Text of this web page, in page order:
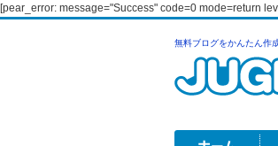
[pear_error: message="Success" code=0 mode=return
無料ブログをかんたん作